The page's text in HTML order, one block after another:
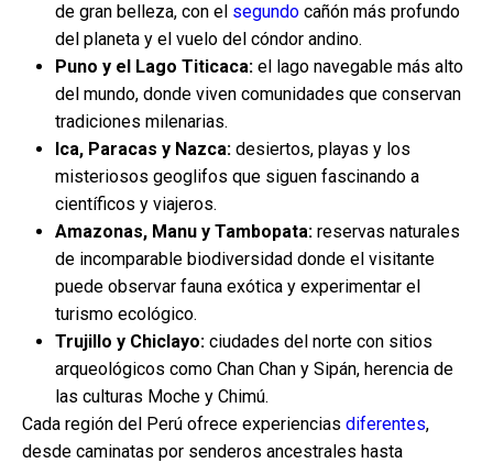
de gran belleza, con el segundo cañón más profundo
del planeta y el vuelo del cóndor andino.
Puno y el Lago Titicaca: el lago navegable más alto
del mundo, donde viven comunidades que conservan
tradiciones milenarias.
Ica, Paracas y Nazca: desiertos, playas y los
misteriosos geoglifos que siguen fascinando a
científicos y viajeros.
Amazonas, Manu y Tambopata: reservas naturales
de incomparable biodiversidad donde el visitante
puede observar fauna exótica y experimentar el
turismo ecológico.
Trujillo y Chiclayo: ciudades del norte con sitios
arqueológicos como Chan Chan y Sipán, herencia de
las culturas Moche y Chimú.
Cada región del Perú ofrece experiencias diferentes,
desde caminatas por senderos ancestrales hasta